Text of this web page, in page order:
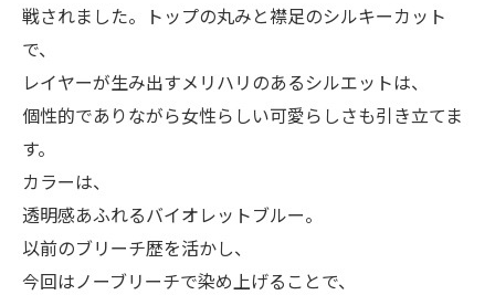
戦されました。トップの丸みと襟足のシルキーカット
で、
レイヤーが生み出すメリハリのあるシルエットは、
個性的でありながら女性らしい可愛らしさも引き立てま
す。
​カラーは、
透明感あふれるバイオレットブルー。
以前のブリーチ歴を活かし、
今回はノーブリーチで染め上げることで、